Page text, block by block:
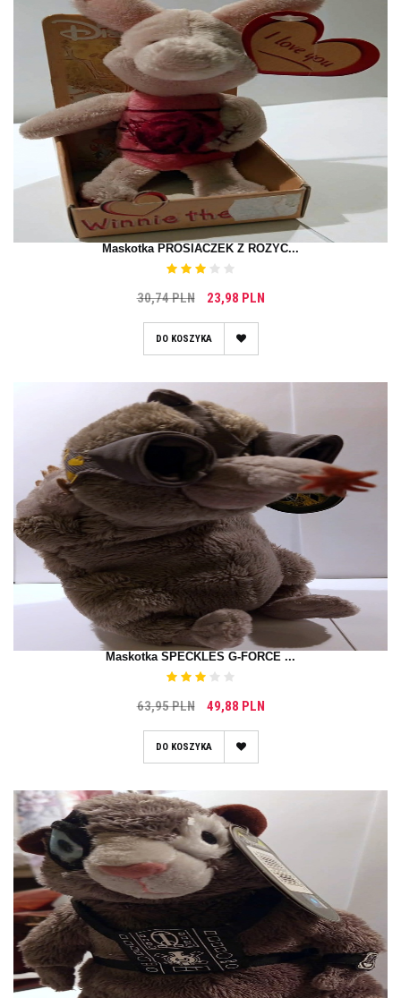
Maskotka PROSIACZEK Z RÓŻYC...
30,74 PLN 23,98 PLN
DO KOSZYKA
Maskotka SPECKLES G-FORCE ...
63,95 PLN 49,88 PLN
DO KOSZYKA